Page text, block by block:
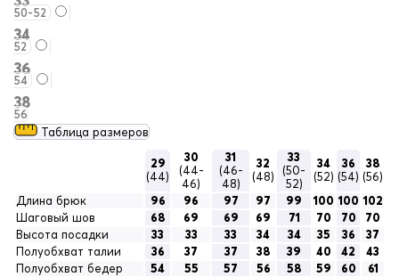
50-52
34
52
36
54
38
56
Таблица размеров
29
(44)
30
(44-
46)
31
(46-
48)
32
(48)
33
(50-
52)
34
(52)
36
(54)
38
(56)
Длина брюк
96 96 97 97 99 100 100 102
Шаговый шов
68 69 69 69 71 70 70
70
Высота посадки
33 33 33 34 34 35 36
37
Полуобхват талии
36 37 37 38 39 40 42
43
Полуобхват бедер
54 55 57 56 58 59 60
61